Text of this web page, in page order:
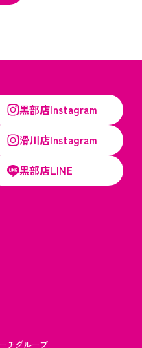
黒部店Instagram
滑川店Instagram
黒部店LINE
チグループ